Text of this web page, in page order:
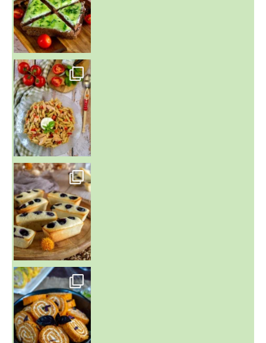
~ SALADE DE PÂTES AUX DEUX TOMATES THON ET BURRA
~ FINANCIERS MYRTILLES ET CITRON ~
Aujourd'hu